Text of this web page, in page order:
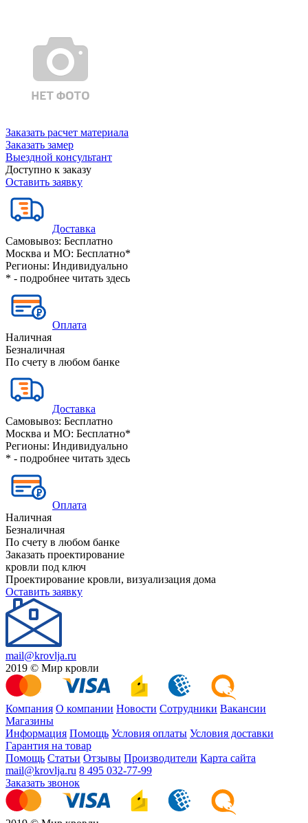
Заказать расчет материала
Заказать замер
Выездной консультант
Доступно к заказу
Оставить заявку
Доставка
Самовывоз: Бесплатно
Москва и МО: Бесплатно*
Регионы: Индивидуально
* - подробнее читать здесь
Оплата
Наличная
Безналичная
По счету в любом банке
Доставка
Самовывоз: Бесплатно
Москва и МО: Бесплатно*
Регионы: Индивидуально
* - подробнее читать здесь
Оплата
Наличная
Безналичная
По счету в любом банке
Заказать проектирование
кровли под ключ
Проектирование кровли, визуализация дома
Оставить заявку
mail@krovlja.ru
2019 © Мир кровли
Компания О компании Новости Сотрудники Вакансии
Магазины
Информация Помощь Условия оплаты Условия доставки
Гарантия на товар
Помощь Статьи Отзывы Производители Карта сайта
mail@krovlja.ru 8 495 032-77-99
Заказать звонок